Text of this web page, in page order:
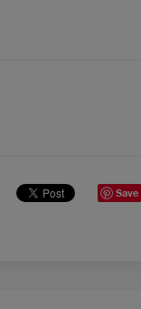
Save